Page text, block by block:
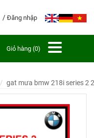
Đăng nhập
Giỏ hàng (0)
gat mưa bmw 218i series 2